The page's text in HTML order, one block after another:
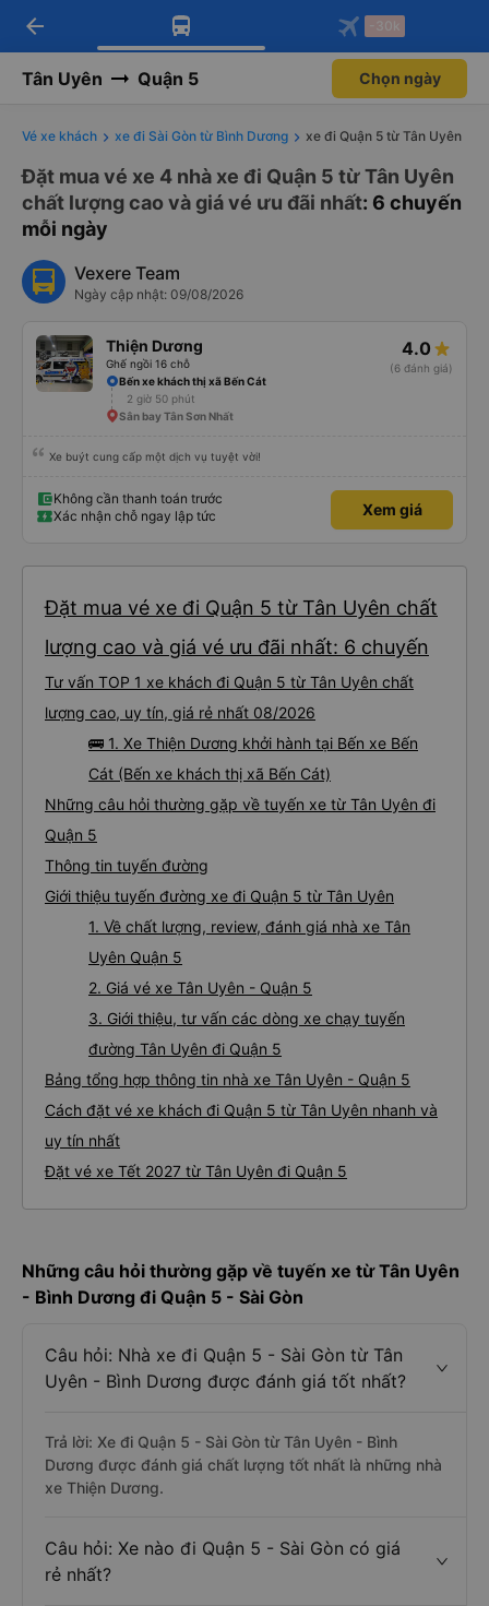
Tải app Vexere ngay!
Nhận ưu đãi thành viên độc
Mở app
Tải app Vexere
-30k/ghế khi đặt vé máy bay qua
Mở app
arrow_back -30k
Tân Uyên Quận 5 Chọn ngày
Vé xe khách xe đi Sài Gòn từ Bình Dương xe đi Quận 5 từ Tân Uyên
Đặt mua vé xe 4 nhà xe đi Quận 5 từ Tân Uyên
chất lượng cao và giá vé ưu đãi nhất: 6 chuyến
mỗi ngày
Vexere Team
Ngày cập nhật: 09/08/2026
Thiện Dương
Ghế ngồi 16 chỗ
4.0
(6 đánh giá)
Bến xe khách thị xã Bến Cát
2 giờ 50 phút
Sân bay Tân Sơn Nhất
Xe buýt cung cấp một dịch vụ tuyệt vời!
Không cần thanh toán trước
Xác nhận chỗ ngay lập tức
Xem giá
Đặt mua vé xe đi Quận 5 từ Tân Uyên chất
lượng cao và giá vé ưu đãi nhất: 6 chuyến
Tư vấn TOP 1 xe khách đi Quận 5 từ Tân Uyên chất
lượng cao, uy tín, giá rẻ nhất 08/2026
🚌 1. Xe Thiện Dương khởi hành tại Bến xe Bến
Cát (Bến xe khách thị xã Bến Cát)
Những câu hỏi thường gặp về tuyến xe từ Tân Uyên đi
Quận 5
Thông tin tuyến đường
Giới thiệu tuyến đường xe đi Quận 5 từ Tân Uyên
1. Về chất lượng, review, đánh giá nhà xe Tân
Uyên Quận 5
2. Giá vé xe Tân Uyên - Quận 5
3. Giới thiệu, tư vấn các dòng xe chạy tuyến
đường Tân Uyên đi Quận 5
Bảng tổng hợp thông tin nhà xe Tân Uyên - Quận 5
Cách đặt vé xe khách đi Quận 5 từ Tân Uyên nhanh và
uy tín nhất
Đặt vé xe Tết 2027 từ Tân Uyên đi Quận 5
Những câu hỏi thường gặp về tuyến xe từ Tân Uyên
- Bình Dương đi Quận 5 - Sài Gòn
Câu hỏi: Nhà xe đi Quận 5 - Sài Gòn từ Tân
Uyên - Bình Dương được đánh giá tốt nhất?
Trả lời: Xe đi Quận 5 - Sài Gòn từ Tân Uyên - Bình
Dương được đánh giá chất lượng tốt nhất là những nhà
xe Thiện Dương.
Câu hỏi: Xe nào đi Quận 5 - Sài Gòn có giá
rẻ nhất?